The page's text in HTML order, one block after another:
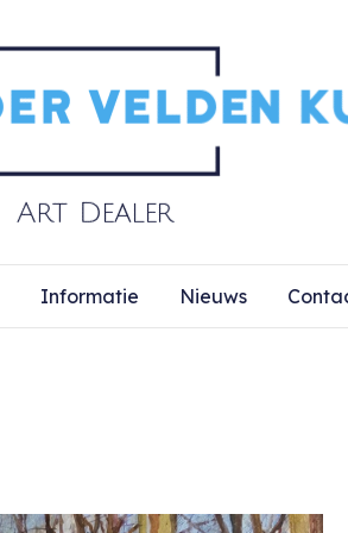
Informatie Nieuws